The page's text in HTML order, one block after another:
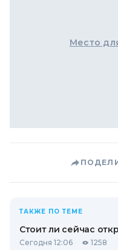
Место
ТАКЖЕ ПО ТЕМЕ
Стоит ли сейчас
Сегодня 12:06 1258